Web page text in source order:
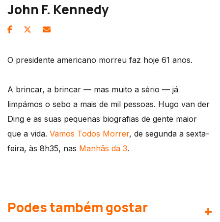
John F. Kennedy
O presidente americano morreu faz hoje 61 anos.
A brincar, a brincar — mas muito a sério — já
limpámos o sebo a mais de mil pessoas. Hugo van der
Ding e as suas pequenas biografias de gente maior
que a vida. Vamos Todos Morrer, de segunda a sexta-
feira, às 8h35, nas Manhãs da 3.
Podes também gostar +